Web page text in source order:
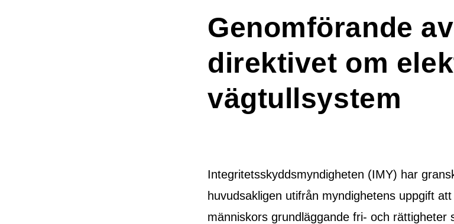
Genomförande av
direktivet om
vägtullsystem
Integritetsskyddsmyndigheten (IMY) har
huvudsakligen utifrån myndighetens uppgift
människors grundläggande fri- och rättigheter